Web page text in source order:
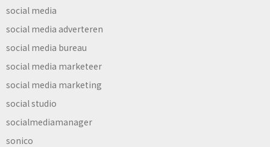
social media
social media adverteren
social media bureau
social media marketeer
social media marketing
social studio
socialmediamanager
sonico